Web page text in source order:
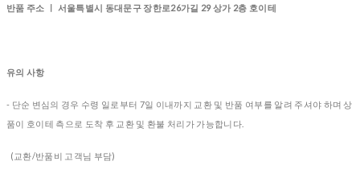
반품 주소 ㅣ 서울특별시 동대문구 장한로26가길 29 상가 2층 호이테
유의 사항
- 단순 변심의 경우 수령 일로부터 7일 이내까지 교환 및 반품 여부를 알려 주셔야 하며 상
품이 호이테 측으로 도착 후 교환 및 환불 처리가 가능합니다.
(교환/반품비 고객님 부담)